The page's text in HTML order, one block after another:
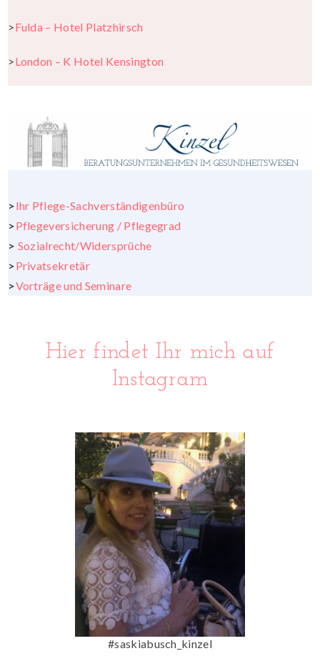
>Fulda – Hotel Platzhirsch
>London – K Hotel Kensington
>Ihr Pflege-Sachverständigenbüro
>Pflegeversicherung / Pflegegrad
> Sozialrecht/Widersprüche
>Privatsekretär
>Vorträge und Seminare
Hier findet Ihr mich auf
Instagram
#saskiabusch_kinzel